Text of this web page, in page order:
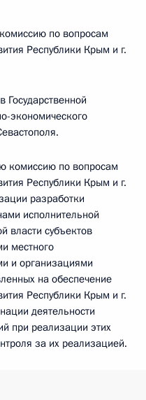
по вопросам
Республики Крым и г.
Государственной
экономического
комиссию по вопросам
Республики Крым и г.
разработки
исполнительной
власти субъектов
местного
и организациями
на обеспечение
Республики Крым и г.
деятельности
при реализации этих
за их реализацией.